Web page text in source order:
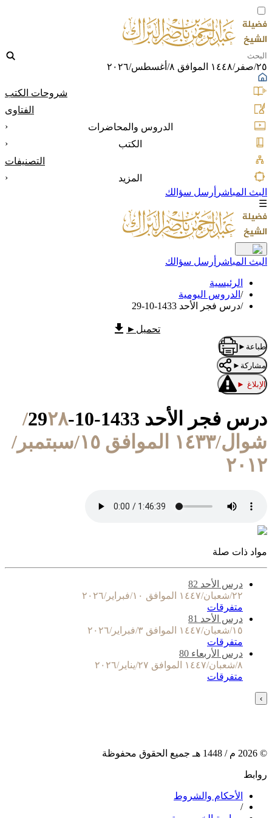
٢٥/صفر/١٤٤٨ الموافق ٨/أغسطس/٢٠٢٦
شروحات الكتب
الفتاوى
الدروس والمحاضرات
‹
الكتب
‹
التصنيفات
المزيد
‹
البث المباشر أرسل سؤالك
☰
البث المباشر أرسل سؤالك
الرئيسية
/ الدروس اليومية
/درس فجر الأحد 1433-10-29
تحميل ►
طباعة ►
مشاركة ►
الإبلاغ ►
درس فجر الأحد 1433-10-29
٢٨/
شوال/١٤٣٣ الموافق ١٥/سبتمبر/
٢٠١٢
مواد ذات صلة
درس الأحد 82
٢٢/شعبان/١٤٤٧ الموافق ١٠/فبراير/٢٠٢٦
متفرقات
درس الأحد 81
١٥/شعبان/١٤٤٧ الموافق ٣/فبراير/٢٠٢٦
متفرقات
درس الأربعاء 80
٨/شعبان/١٤٤٧ الموافق ٢٧/يناير/٢٠٢٦
متفرقات
›
©
2026 م / 1448 هـ جميع الحقوق محفوظة
روابط
الأحكام والشروط
/